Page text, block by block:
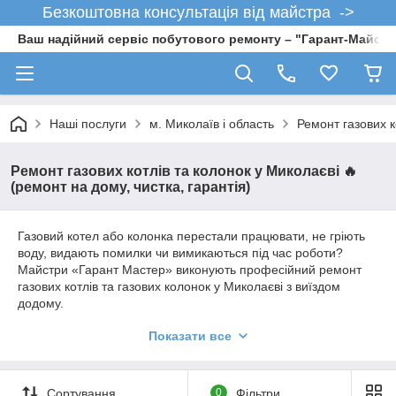
Безкоштовна консультація від майстра ->
Ваш надійний сервіс побутового ремонту – "Гарант-
Наші послуги м. Миколаїв і область Ремонт газових
Ремонт газових котлів та колонок у Миколаєві 🔥
(ремонт на дому, чистка, гарантія)
Газовий котел або колонка перестали працювати, не гріють
воду, видають помилки чи вимикаються під час роботи?
Майстри «Гарант Мастер» виконують професійний ремонт
газових котлів та газових колонок у Миколаєві з виїздом
додому.
📍 Працюємо по всьому Миколаєву: Центральний район,
Показати все
Сортування 0 Фільтри